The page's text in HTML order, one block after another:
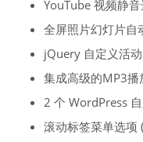
YouTube 视频静
全屏照片幻灯片自
jQuery 自定义活
集成高级的MP3播
2 个 WordPress
滚动标签菜单选项